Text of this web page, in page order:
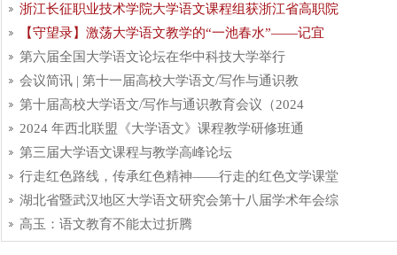
浙江长征职业技术学院大学语文课程组获浙江省高职院
【守望录】激荡大学语文教学的“一池春水”——记宜
第六届全国大学语文论坛在华中科技大学举行
会议简讯 | 第十一届高校大学语文/写作与通识教
第十届高校大学语文/写作与通识教育会议（2024
2024 年西北联盟《大学语文》课程教学研修班通
第三届大学语文课程与教学高峰论坛
行走红色路线，传承红色精神——行走的红色文学课堂
湖北省暨武汉地区大学语文研究会第十八届学术年会综
高玉：语文教育不能太过折腾